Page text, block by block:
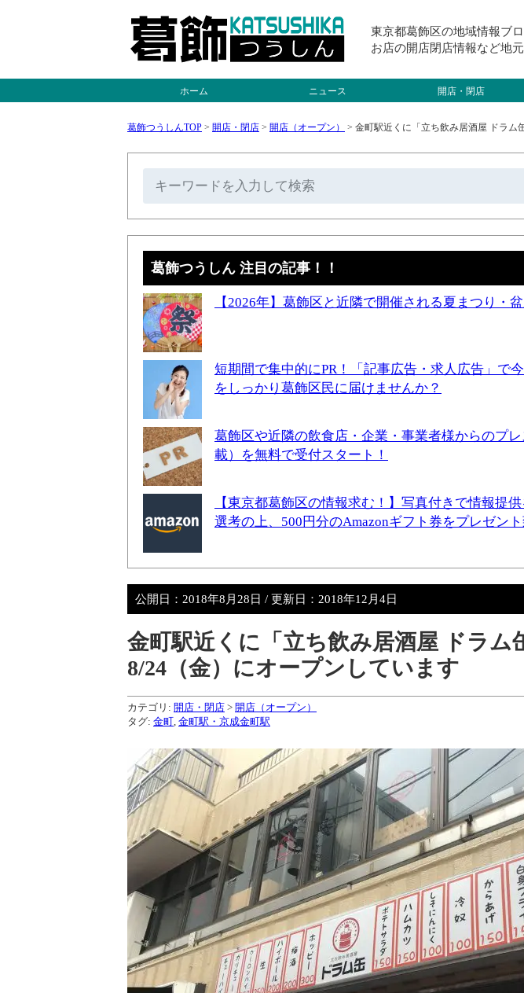
東京都葛飾区の地域情報ブ
お店の開店閉店情報など地
ホーム ニュース 開店・閉店
葛飾つうしんTOP > 開店・閉店 > 開店（オープン） > 金町駅近くに「立ち飲み居酒屋 ドラム
葛飾つうしん 注目の記事！！
【2026年】葛飾区と近隣で開催される夏まつり・
短期間で集中的にPR！「記事広告・求人広告」で
をしっかり葛飾区民に届けませんか？
葛飾区や近隣の飲食店・企業・事業者様からのプ
載）を無料で受付スタート！
【東京都葛飾区の情報求む！】写真付きで情報提
選考の上、500円分のAmazonギフト券をプレゼント
公開日： 2018年8月28日 / 更新日： 2018年12月4日
金町駅近くに「立ち飲み居酒屋 ドラム
8/24（金）にオープンしています
カテゴリ: 開店・閉店 > 開店（オープン）
タグ: 金町 金町駅・京成金町駅